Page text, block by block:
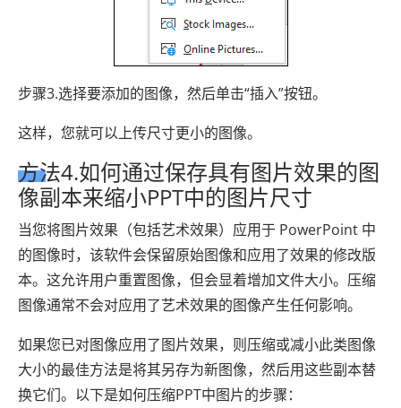
步骤3.选择要添加的图像，然后单击“插入”按钮。
这样，您就可以上传尺寸更小的图像。
方法4.如何通过保存具有图片效果的图
像副本来缩小PPT中的图片尺寸
当您将图片效果（包括艺术效果）应用于 PowerPoint 中
的图像时，该软件会保留原始图像和应用了效果的修改版
本。这允许用户重置图像，但会显着增加文件大小。压缩
图像通常不会对应用了艺术效果的图像产生任何影响。
如果您已对图像应用了图片效果，则压缩或减小此类图像
大小的最佳方法是将其另存为新图像，然后用这些副本替
换它们。以下是如何压缩PPT中图片的步骤：